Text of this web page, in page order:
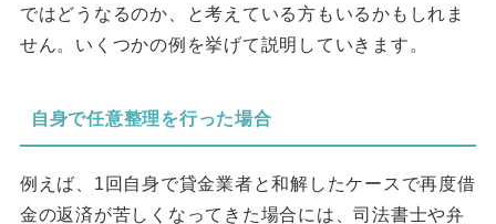
ではどうなるのか、と考えている方もいるかもしれま
せん。いくつかの例を挙げて説明していきます。
自身で任意整理を行った場合
例えば、1回自身で貸金業者と和解したケースで再度借
金の返済が苦しくなってきた場合には、司法書士や弁